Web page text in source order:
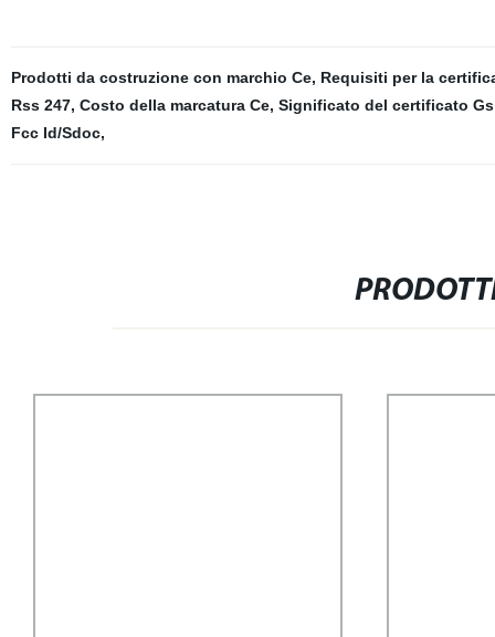
Prodotti da costruzione con marchio Ce, Requisiti per la
Rss 247, Costo della marcatura Ce, Significato del certificato Gs
Fcc Id/Sdoc,